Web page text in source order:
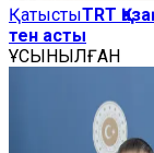
ҚатыстыTRT
тен асты
ҰСЫНЫЛҒАН